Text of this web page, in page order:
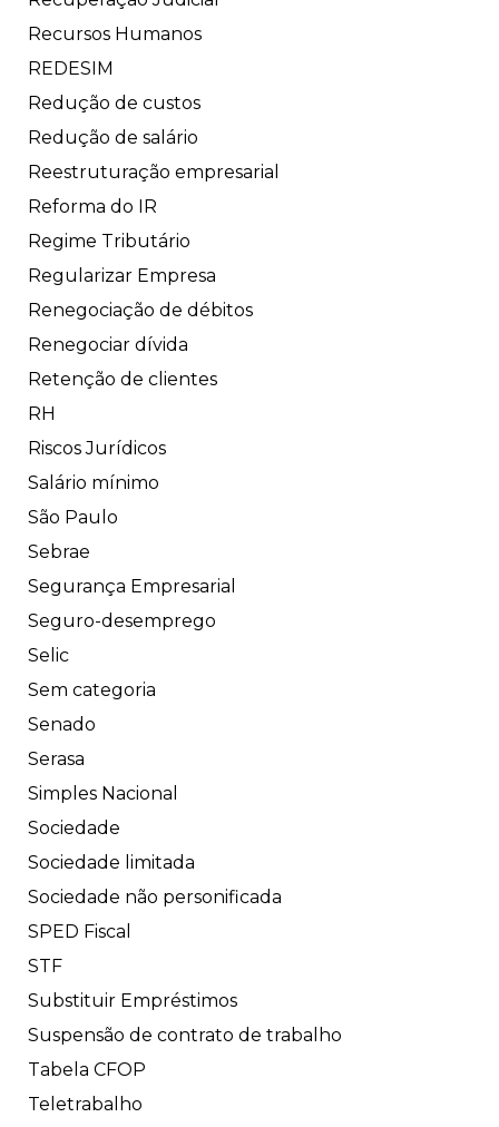
Recursos Humanos
REDESIM
Redução de custos
Redução de salário
Reestruturação empresarial
Reforma do IR
Regime Tributário
Regularizar Empresa
Renegociação de débitos
Renegociar dívida
Retenção de clientes
RH
Riscos Jurídicos
Salário mínimo
São Paulo
Sebrae
Segurança Empresarial
Seguro-desemprego
Selic
Sem categoria
Senado
Serasa
Simples Nacional
Sociedade
Sociedade limitada
Sociedade não personificada
SPED Fiscal
STF
Substituir Empréstimos
Suspensão de contrato de trabalho
Tabela CFOP
Teletrabalho